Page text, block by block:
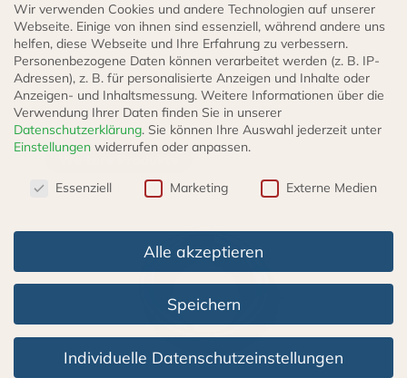
DIN 7604 Form A
M 14 x 1,5 mm
Weitere Produkte
Wir verwenden Cookies und andere Technologien auf unserer
Webseite. Einige von ihnen sind essenziell, während andere uns
helfen, diese Webseite und Ihre Erfahrung zu verbessern.
Personenbezogene Daten können verarbeitet werden (z. B. IP-
Adressen), z. B. für personalisierte Anzeigen und Inhalte oder
Anzeigen- und Inhaltsmessung. Weitere Informationen über die
Verwendung Ihrer Daten finden Sie in unserer
Datenschutzerklärung. Sie können Ihre Auswahl jederzeit unter
Einstellungen widerrufen oder anpassen.
Essenziell Marketing Externe Medien
Alle akzeptieren
Speichern
Individuelle Datenschutzeinstellungen